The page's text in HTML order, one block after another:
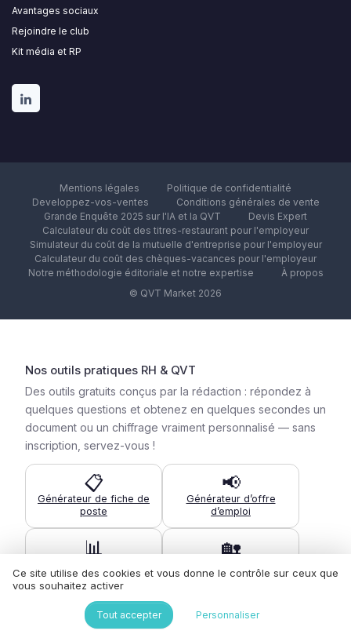
Avantages sociaux
Rejoindre le club
Kit média et RP
Mentions légales
Politique de confidentialité
Developpez-vos-ventes
Conditions générales de vente
Grande Enquête 2025 sur l'IA et la QVT
Devis Expert
Calculateur du coût des titres-restaurant pour l'employeur
Simulateur du coût de la mutuelle d'entreprise pour l'employeur
Calculateur du coût des chèques-vacances pour l'employeur
Notre méthodologie éditoriale et notre expertise
À propos
© QVT Market 2026
Nos outils pratiques RH & QVT
Des outils gratuits conçus par la rédaction : répondez à
quelques questions et obtenez en quelques secondes un
document ou un chiffrage vraiment personnalisé — sans
inscription, servez-vous !
📋
Générateur de fiche de
poste
📢
Générateur d’offre
d’emploi
📊
mesure
🏡
conforme
🧮
Coût de l’absentéisme
🍽️
Ce site utilise des cookies et vous donne le contrôle sur ceux que
vous souhaitez activer
Tout accepter Personnaliser